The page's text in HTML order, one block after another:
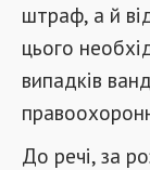
штраф, а й
цього
випадків
До речі, за